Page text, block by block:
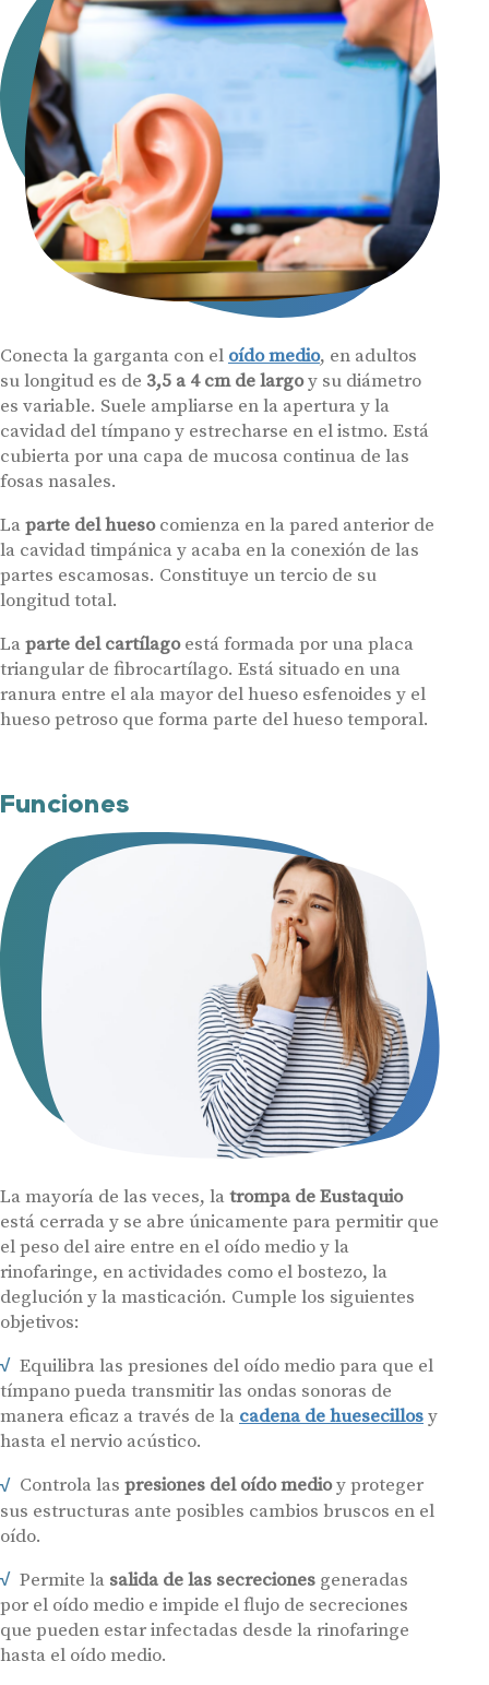
Conecta la garganta con eloído medio, en adultos
su longitud es de 3,5 a 4 cm de largoy su diámetro
es variable. Suele ampliarse en la apertura y la
cavidad del tímpano y estrecharse en el istmo. Está
cubierta por una capa de mucosa continua de las
fosas nasales.
Laparte del huesocomienza en la pared anterior de
la cavidad timpánica y acaba en la conexión de las
partes escamosas. Constituye un tercio de su
longitud total.
Laparte del cartílagoestá formada por una placa
triangular de fibrocartílago. Está situado en una
ranura entre el ala mayor del hueso esfenoides y el
hueso petroso que forma parte del hueso temporal.
Funciones
La mayoría de las veces, latrompa de Eustaquio
está cerrada y se abre únicamente para permitir que
el peso del aire entre en el oído medio y la
rinofaringe, en actividades como el bostezo, la
deglución y la masticación. Cumple los siguientes
objetivos:
Equilibra las presiones del oído medio para que el
tímpano pueda transmitir las ondas sonoras de
manera eficaz a través de la cadena de huesecillosy
hasta el nervio acústico.
Controla las presiones del oído medioy proteger
sus estructuras ante posibles cambios bruscos en el
oído.
Permite la salida de las secrecionesgeneradas
por el oído medio e impide el flujo de secreciones
que pueden estar infectadas desde la rinofaringe
hasta el oído medio.